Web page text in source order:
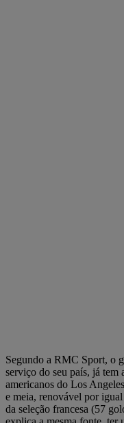
Segundo a RMC Sport, o
serviço do seu país, já tem
americanos do Los
e meia, renovável por
da seleção francesa (57